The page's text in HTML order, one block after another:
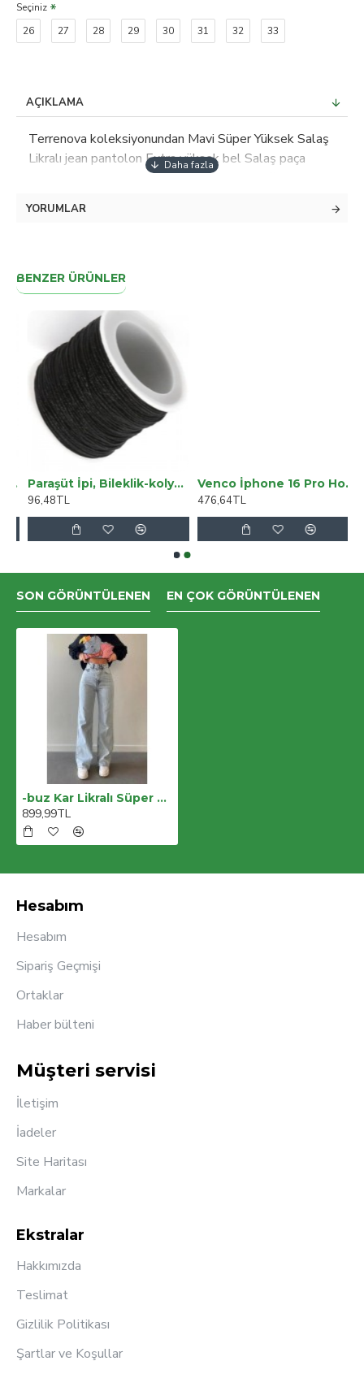
Seçiniz
26
27 28 29 30 31 32 33
AÇIKLAMA
Terrenova koleksiyonundan Mavi Süper Yüksek Salaş
Likralı jean pantolon Extra yüksek bel Salaş paça
model ölçüleri: Boy: 179 cm bel: 61 cm göğüs: 88 cm
bel: 36 boy: 34 diğer ürünlerde: S ;
YORUMLAR
BENZER ÜRÜNLER
Paraşüt İpi, Bileklik-kolye Örgü İpi 1 Mm 50 Metre Siyah
96,48TL
Venco İphone 16 Pro Home Magsafe Kapak - Titan Gri
476,64TL
SON GÖRÜNTÜLENEN EN ÇOK GÖRÜNTÜLENEN
-buz Kar Likralı Süper Yüksek Bel Salaş Jeans Palazzo Pantolon. (süper Yüksek) Wide Leg
899,99TL
Hesabım
Hesabım
Sipariş Geçmişi
Ortaklar
Haber bülteni
Müşteri servisi
İletişim
İadeler
Site Haritası
Markalar
Ekstralar
Hakkımızda
Teslimat
Gizlilik Politikası
Şartlar ve Koşullar